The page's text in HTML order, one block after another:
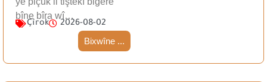
bîne bîra wî…
Çîrok 2026-08-02
Bixwîne ...